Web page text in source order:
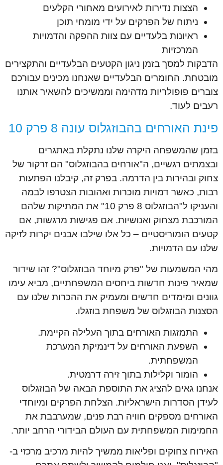
הצצות נדירות לאירועים מאחורי הקלעים
ניתוח של הפרקים על ידי מומחי תוכן
ראיונות בלעדיים עם צוות ההפקה והדמויות
המרכזיות
הדבקות למסך בזמן ניגון הקטעים הבלעדיים והתקצירים
מובטחת. החומרים הבלעדיים שאנחנו מכינים עבורכם
צוברים פופולריות מדהימה וממשיכים להשאיר אותנו
רעבים לעוד.
פינת האורחים בהבוזגלוס עונה 8 פרק 10
בזמן שהמשפחה היקרה שלנו נתקלת באתגרים
ובצמתים רגשיים, ה"אורחים בהבוזגלוס" הם זרקור של
צחוק ובהירות בין הדרמה. בפרק זה, קיבלנו הפתעות
רבות, כאשר דמויות מוכרות ואהובות הצטרפו לבמה
והעניקו ל"הבוזגלוס 8 פרק 10" את המתיקות שלהם
המורכבת מצחוק ואנושיות. אם פגישות מרגשות, אם
קטעים הומוריסטיים – כל אלו שילבו אבנים יקרות לזיקה
שלנו עם הדמויות.
מהי המשמעות של "פרק מיוחד הבוזגלוס"? זהו שידור
שמאיר פינות חדשות ביחסים המשפחתיים, מביא עימו
גוונים ומימדים חדשים ומעמיק את ההכרות שלנו עם
הסצנות הבוזגלוס של משפחת בוזגלו.
התמזגות האורחים בתוך העלילה הקיימת.
השפעת האורחים על דינמיקת המערכת
המשפחתית.
הומור וקלילות בתוך זירה דרמטית.
אנחנו גאים להציג את התוספת הבאה של הבוזגלוס
לעידן הסדרות הישראליות. הצלחת הפרקים ומיוחדי
האורחים מספקים חוויה רבת פנים, שמערבבת את
החמימות המשפחתית עם העולם הבידורי הרחב יותר.
האירוח צחוקים ופליאות ממשיך להיות מרכיב מרכזי ב-